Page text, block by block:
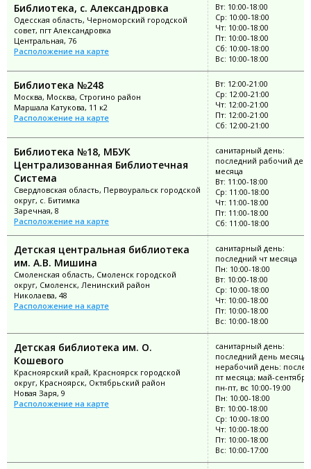
Библиотека, с. Александровка
Одесская область, Черноморский городской
совет, пгт Александровка
Центральная, 76
Расположение на карте
Вт: 10:00-18:00
Ср: 10:00-18:00
Чт: 10:00-18:00
Пт: 10:00-18:00
Сб: 10:00-18:00
Вс: 10:00-18:00
Библиотека №248
Москва, Москва, Строгино район
Маршала Катукова, 11 к2
Расположение на карте
Вт: 12:00-21:00
Ср: 12:00-21:00
Чт: 12:00-21:00
Пт: 12:00-21:00
Сб: 12:00-21:00
Библиотека №18, МБУК
Централизованная Библиотечная
Система
Свердловская область, Первоуральск городской
округ, с. Битимка
Заречная, 8
Расположение на карте
санитарный день:
последний рабочий
месяца
Вт: 11:00-18:00
Ср: 11:00-18:00
Чт: 11:00-18:00
Пт: 11:00-18:00
Сб: 11:00-18:00
Детская центральная библиотека
им. А.В. Мишина
Смоленская область, Смоленск городской
округ, Смоленск, Ленинский район
Николаева, 48
Расположение на карте
санитарный день:
последний чт месяца
Пн: 10:00-18:00
Вт: 10:00-18:00
Ср: 10:00-18:00
Чт: 10:00-18:00
Пт: 10:00-18:00
Вс: 10:00-18:00
Детская библиотека им. О.
Кошевого
Красноярский край, Красноярск городской
округ, Красноярск, Октябрьский район
Новая Заря, 9
Расположение на карте
санитарный день:
последний день месяца;
нерабочий день:
пт месяца; май-
пн-пт, вс 10:00-19:00
Пн: 10:00-18:00
Вт: 10:00-18:00
Ср: 10:00-18:00
Чт: 10:00-18:00
Пт: 10:00-18:00
Вс: 10:00-17:00